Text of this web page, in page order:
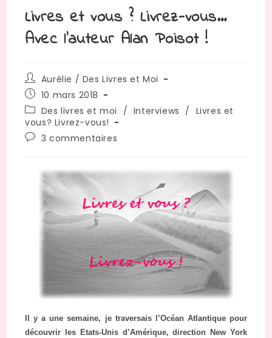
Livres et vous ? Livrez-vous…
Avec l’auteur Alan Poisot !
Auteur/autrice
de
la
publication :
Aurélie / Des Livres et Moi
Publication
publiée :
10 mars 2018
Post
category:
Des livres et moi / Interviews / Livres et
vous? Livrez-vous!
Commentaires
publication :
3 commentaires
Il y a une semaine, je traversais l’Océan Atlantique pour
découvrir les Etats-Unis d’Amérique, direction New York